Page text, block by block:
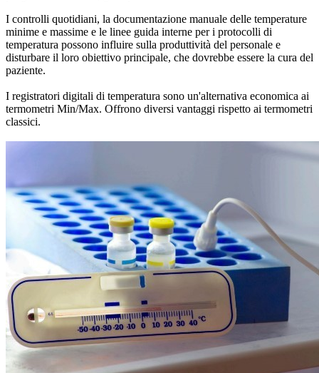
I controlli quotidiani, la documentazione manuale delle temperature
minime e massime e le linee guida interne per i protocolli di
temperatura possono influire sulla produttività del personale e
disturbare il loro obiettivo principale, che dovrebbe essere la cura del
paziente.
I registratori digitali di temperatura sono un'alternativa economica ai
termometri Min/Max. Offrono diversi vantaggi rispetto ai termometri
classici.